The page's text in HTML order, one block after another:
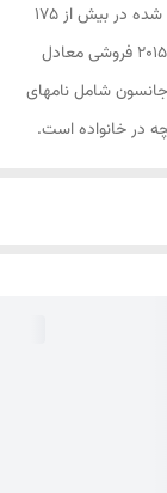
زیرمجموعه با فعالیت در 60 کشور و محصولات فروخته شده در بیش از 175
کشور است. Johnson & Johnson طی سال تقویمی 2015 فروشی معادل
جانسون شامل نامهای
در خانواده است.